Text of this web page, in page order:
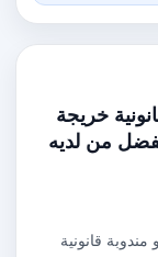
خريجة
من لديه
قانونية